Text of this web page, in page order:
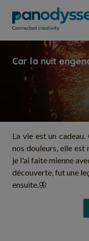
La vie est un
nos douleurs, elle
je l'ai faite mienne
découverte, fut une
ensuite.🦋